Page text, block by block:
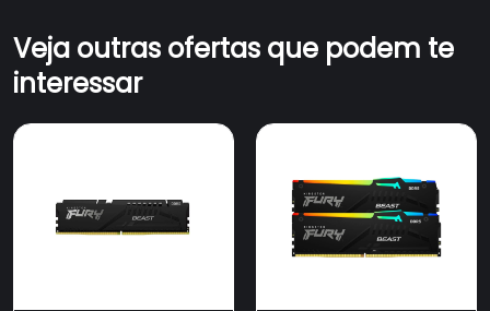
Veja outras ofertas que podem te
interessar